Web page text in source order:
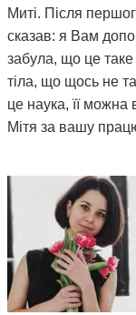
Миті. Після
сказав: я Вам
забула, що це таке
тіла, що щось не
це наука, її можна
Мітя за вашу